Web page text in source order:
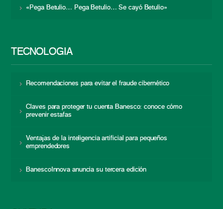
«Pega Betulio… Pega Betulio… Se cayó Betulio»
TECNOLOGÍA
Recomendaciones para evitar el fraude cibernético
Claves para proteger tu cuenta Banesco: conoce cómo
prevenir estafas
Ventajas de la inteligencia artificial para pequeños
emprendedores
BanescoInnova anuncia su tercera edición